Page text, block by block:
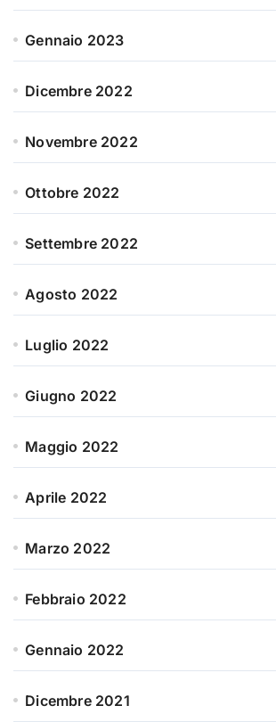
Gennaio 2023
Dicembre 2022
Novembre 2022
Ottobre 2022
Settembre 2022
Agosto 2022
Luglio 2022
Giugno 2022
Maggio 2022
Aprile 2022
Marzo 2022
Febbraio 2022
Gennaio 2022
Dicembre 2021